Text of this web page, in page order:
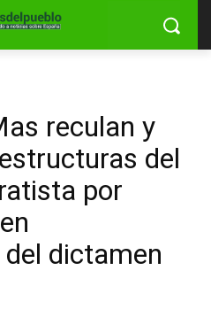
reculan y
del
por
dictamen